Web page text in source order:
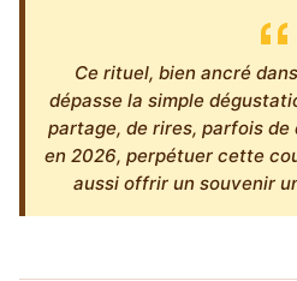
Ce rituel, bien ancré
dépasse la simple
partage, de rires, parfois
en 2026, perpétuer cette
aussi offrir un souvenir